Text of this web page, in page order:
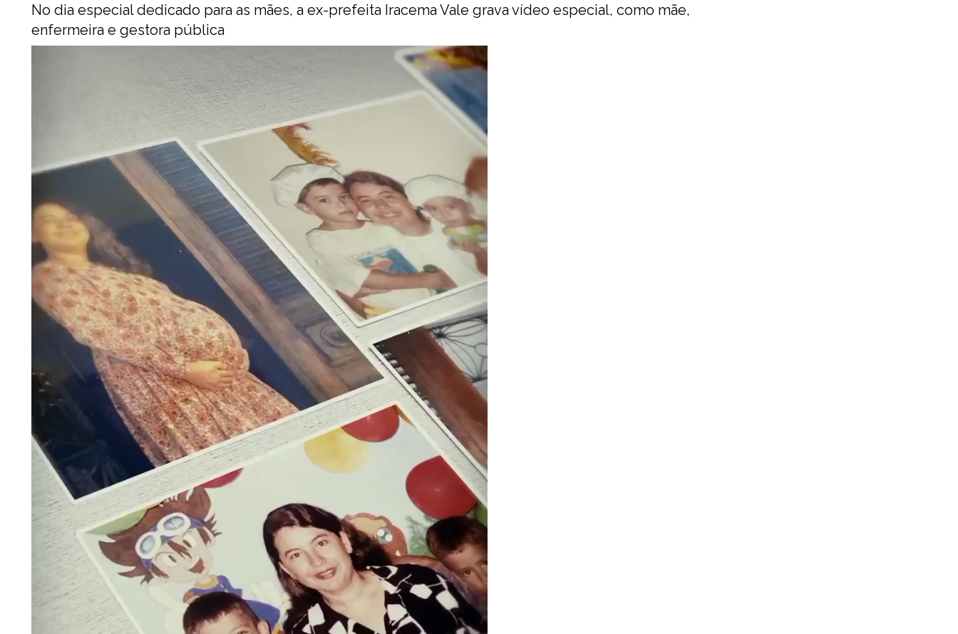
No dia especial dedicado para as mães, a ex-prefeita Iracema Vale grava vídeo especial, como mãe,
enfermeira e gestora pública